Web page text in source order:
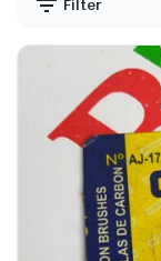
Filter